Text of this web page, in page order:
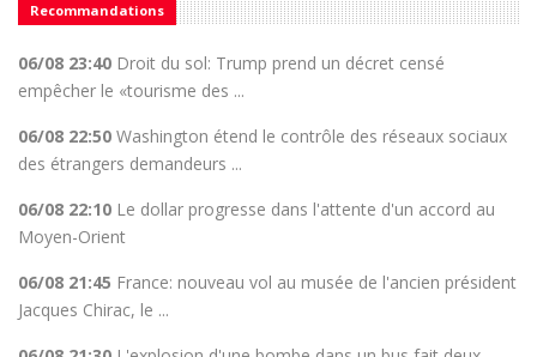
Recommandations
06/08 23:40 Droit du sol: Trump prend un décret censé
empêcher le «tourisme des ...
06/08 22:50 Washington étend le contrôle des réseaux sociaux
des étrangers demandeurs ...
06/08 22:10 Le dollar progresse dans l'attente d'un accord au
Moyen-Orient
06/08 21:45 France: nouveau vol au musée de l'ancien président
Jacques Chirac, le ...